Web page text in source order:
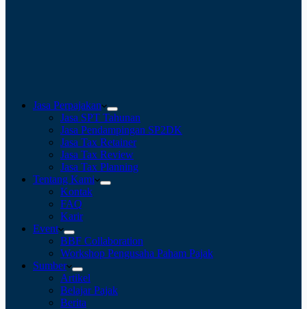
Jasa Perpajakan
Jasa SPT Tahunan
Jasa Pendampingan SP2DK
Jasa Tax Retainer
Jasa Tax Review
Jasa Tax Planning
Tentang Kami
Kontak
FAQ
Karir
Event
BBF Collaboration
Workshop Pengusaha Paham Pajak
Sumber
Artikel
Belajar Pajak
Berita